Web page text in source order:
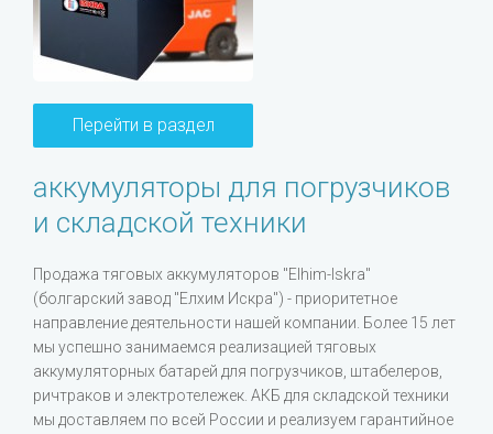
Перейти в раздел
аккумуляторы для погрузчиков
и складской техники
Продажа тяговых аккумуляторов "Elhim-Iskra"
(болгарский завод "Елхим Искра") - приоритетное
направление деятельности нашей компании. Более 15 лет
мы успешно занимаемся реализацией тяговых
аккумуляторных батарей для погрузчиков, штабелеров,
ричтраков и электротележек. АКБ для складской техники
мы доставляем по всей России и реализуем гарантийное